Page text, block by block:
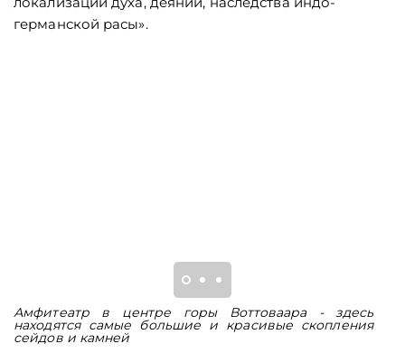
германской расы».
Амфитеатр в центре горы Воттоваара - здесь
находятся самые большие и красивые скопления
сейдов и камней